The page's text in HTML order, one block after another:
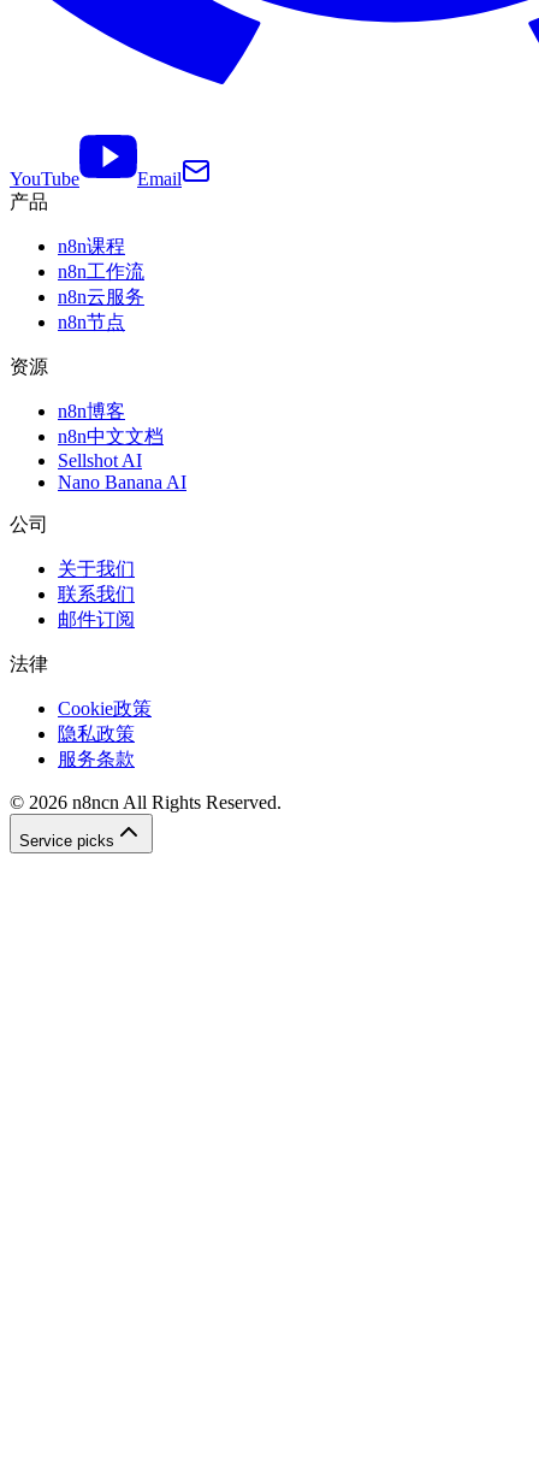
YouTube
Email
产品
n8n课程
n8n工作流
n8n云服务
n8n节点
资源
n8n博客
n8n中文文档
Sellshot AI
Nano Banana AI
公司
关于我们
联系我们
邮件订阅
法律
Cookie政策
隐私政策
服务条款
© 2026 n8ncn All Rights Reserved.
Service picks